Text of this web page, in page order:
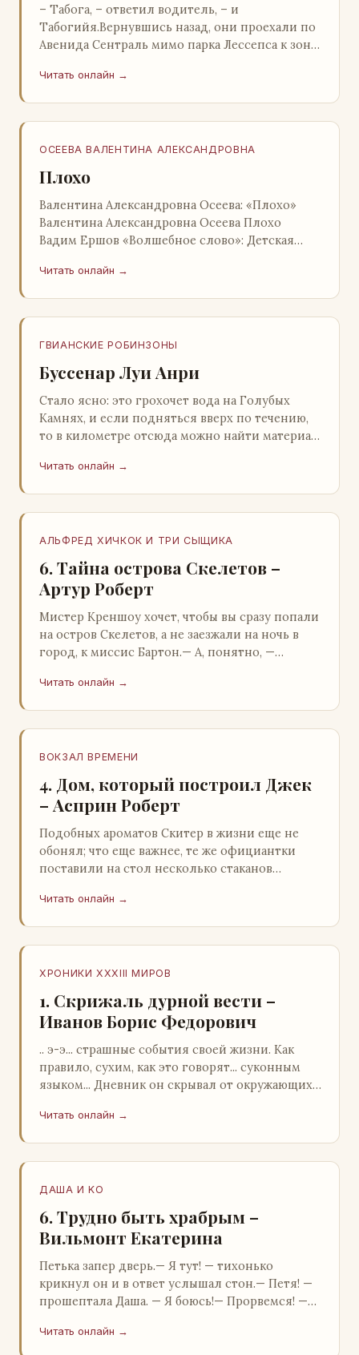
– Табога, – ответил водитель, – и
Табогийя.Вернувшись назад, они проехали по
Авенида Сентраль мимо парка Лессепса к зоне
отель…
Читать онлайн →
ОСЕЕВА ВАЛЕНТИНА АЛЕКСАНДРОВНА
Плохо
Валентина Александровна Осеева: «Плохо»
Валентина Александровна Осеева Плохо
Вадим Ершов «Волшебное слово»: Детская
Александровна ОСЕЕВ…
Читать онлайн →
ГВИАНСКИЕ РОБИНЗОНЫ
Буссенар Луи Анри
Стало ясно: это грохочет вода на Голубых
Камнях, и если подняться вверх по течению,
то в километре отсюда можно найти материал
крас…
Читать онлайн →
АЛЬФРЕД ХИЧКОК И ТРИ СЫЩИКА
6. Тайна острова Скелетов –
Артур Роберт
Мистер Креншоу хочет, чтобы вы сразу попали
на остров Скелетов, а не заезжали на ночь в
город, к миссис Бартон.— А, понятно, —
«кризис»…
Читать онлайн →
ВОКЗАЛ ВРЕМЕНИ
4. Дом, который построил Джек
– Асприн Роберт
Подобных ароматов Скитер в жизни еще не
обонял; что еще важнее, те же официантки
поставили на стол несколько стаканов
Скитер опрокин…
Читать онлайн →
ХРОНИКИ XXXIII МИРОВ
1. Скрижаль дурной вести –
Иванов Борис Федорович
.. э-э... страшные события своей жизни. Как
правило, сухим, как это говорят... суконным
языком... Дневник он скрывал от окружающих.
Читать онлайн →
ДАША И KO
6. Трудно быть храбрым –
Вильмонт Екатерина
Петька запер дверь.— Я тут! — тихонько
крикнул он и в ответ услышал стон.— Петя! —
прошептала Даша. — Я боюсь!— Прорвемся! —
…
Читать онлайн →